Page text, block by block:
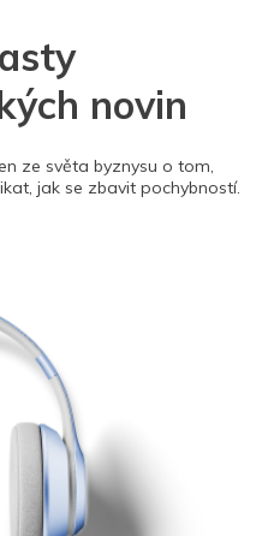
novin
ze světa byznysu o tom,
jak se zbavit pochybností.